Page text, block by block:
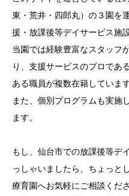
東・荒井・四郎丸）の３園を
援・放課後等デイサービス施設
当園では経験豊富なスタッフ
り、支援サービスのプロであ
ある職員が複数在籍しています
また、個別プログラムも実施
ます。
もし、仙台市での放課後等デ
っしゃいましたら、ちょっと
療育園へお気軽にご相談くだ